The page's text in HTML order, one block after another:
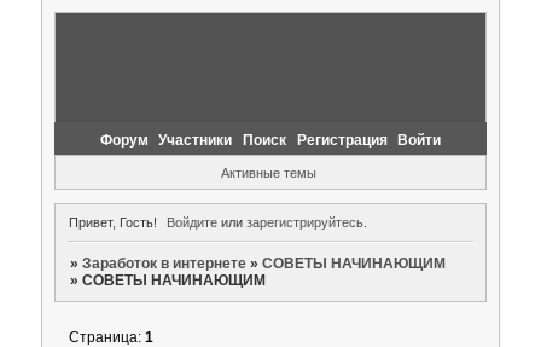
Форум Участники Поиск Регистрация Войти
Активные темы
Привет, Гость! Войдите илизарегистрируйтесь
» Заработок в интернете » СОВЕТЫ НАЧИНАЮЩИМ
» СОВЕТЫ НАЧИНАЮЩИМ
Страница: 1